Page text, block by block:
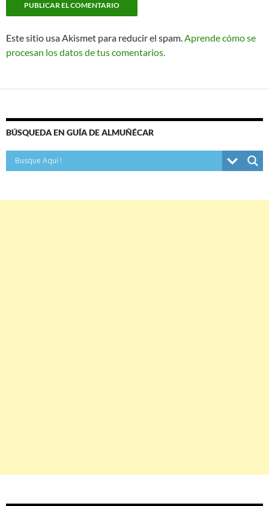
Este sitio usa Akismet para reducir el spam. Aprende cómo se
procesan los datos de tus comentarios.
BÚSQUEDA EN GUÍA DE ALMUÑÉCAR